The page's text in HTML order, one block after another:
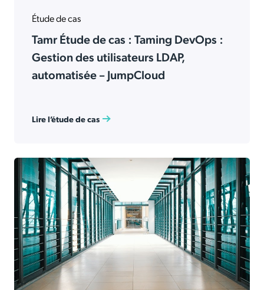
Étude de cas
Tamr Étude de cas : Taming DevOps :
Gestion des utilisateurs LDAP,
automatisée – JumpCloud
Lire l’étude de cas